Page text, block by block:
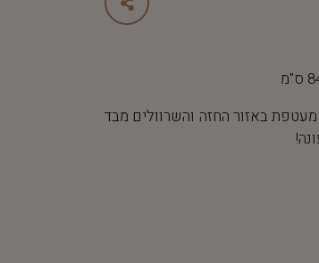
באזור החזה והשרוולים מבד